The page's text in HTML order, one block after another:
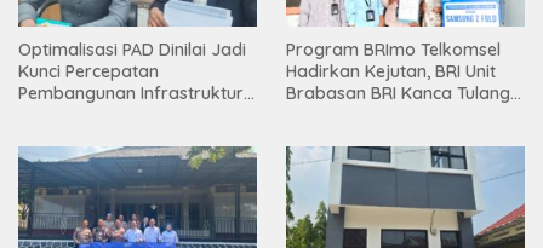
Optimalisasi PAD Dinilai Jadi
Kunci Percepatan
Pembangunan Infrastruktur
Program BRImo Telkomsel
Hadirkan Kejutan, BRI Unit
Brabasan BRI Kanca Tulang
Mesuji